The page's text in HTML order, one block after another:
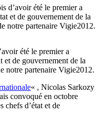
d’avoir été le premier a
et de gouvernement de la
notre partenaire Vigie2012.
été le premier a
et de gouvernement de la
notre partenaire Vigie2012.
« , Nicolas Sarkozy
convoqué en octobre
chefs d’état et de